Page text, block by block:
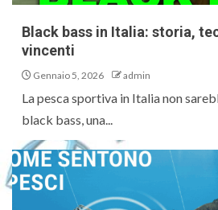
Black bass in Italia: storia,
vincenti
Gennaio 5, 2026 admin
La pesca sportiva in Italia non
black bass, una...